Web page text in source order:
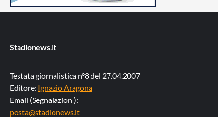
Stadionews.it
Testata giornalistica n°8 del 27.04.2007
Editore: Ignazio Aragona
Email (Segnalazioni):
posta@stadionews.it